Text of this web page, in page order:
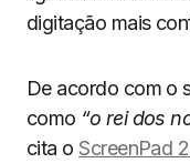
digitação mais
De acordo com o
como “o rei dos
cita o ScreenPad